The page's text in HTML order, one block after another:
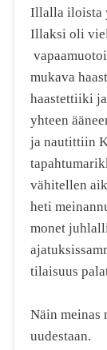
Illalla iloista
Illaksi oli
mukava
haastettiiki
yhteen
ja nautittiin
vähitellen
heti
monet
tilaisuus
Näin meinas
uudestaan.